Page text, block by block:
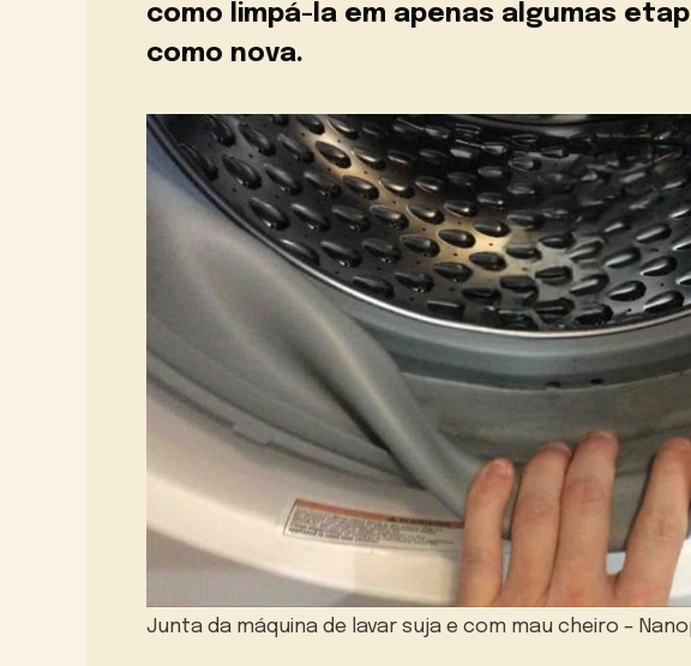
como limpá-la em apenas algumas
como nova.
Junta da máquina de lavar suja e com mau cheiro –